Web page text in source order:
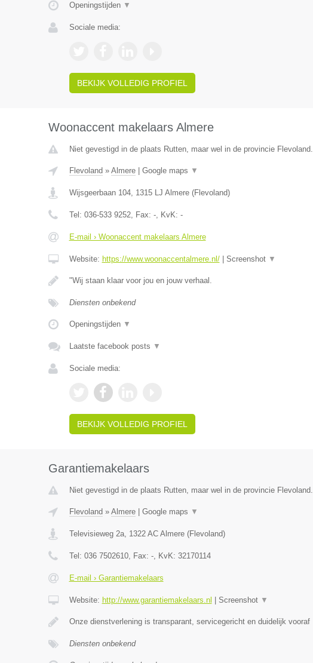
Openingstijden ▼
Sociale media:
BEKIJK VOLLEDIG PROFIEL
Woonaccent makelaars Almere
Niet gevestigd in de plaats Rutten, maar wel in de provincie Flevoland.
Flevoland » Almere| Google maps ▼
Wijsgeerbaan 104, 1315 LJ Almere(Flevoland)
Tel: 036-533 9252, Fax: -, KvK: -
E-mail › Woonaccent makelaars Almere
Website: https://www.woonaccentalmere.nl/| Screenshot ▼
"Wij staan klaar voor jou en jouw verhaal.
Diensten onbekend
Openingstijden ▼
Laatste facebook posts ▼
Sociale media:
BEKIJK VOLLEDIG PROFIEL
Garantiemakelaars
Niet gevestigd in de plaats Rutten, maar wel in de provincie Flevoland.
Flevoland » Almere| Google maps ▼
Televisieweg 2a, 1322 AC Almere(Flevoland)
Tel: 036 7502610, Fax: -, KvK: 32170114
E-mail › Garantiemakelaars
Website: http://www.garantiemakelaars.nl Screenshot ▼
Onze dienstverlening is transparant, servicegericht en duidelijk vooraf
Diensten onbekend